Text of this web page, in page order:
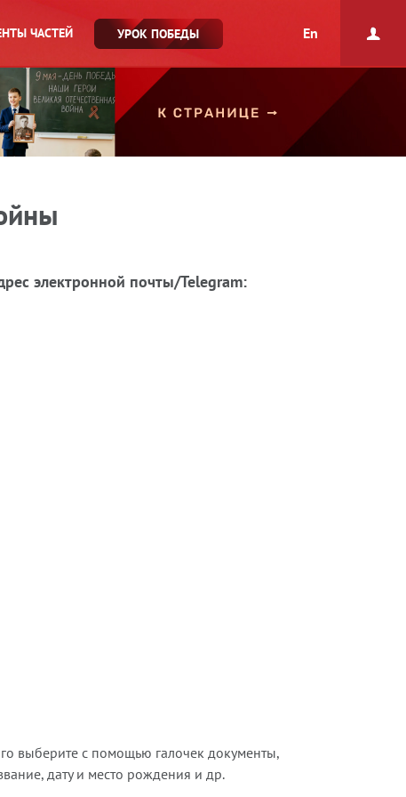
ЧАСТЕЙ УРОК ПОБЕДЫ En
электронной почты/Telegram:
выберите с помощью галочек документы,
дату и место рождения и др.